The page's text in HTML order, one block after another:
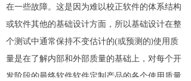
在一些故障。这是因为难以校正软件的体系结构
或软件其他的基础设计方面，所以基础设计在整
个测试中通常保持不变估计的(或预测的)使用质
量是在了解内部和外部质量的基础上，对每个开
发阶段的最终软件软件定制产品的各个使用质量